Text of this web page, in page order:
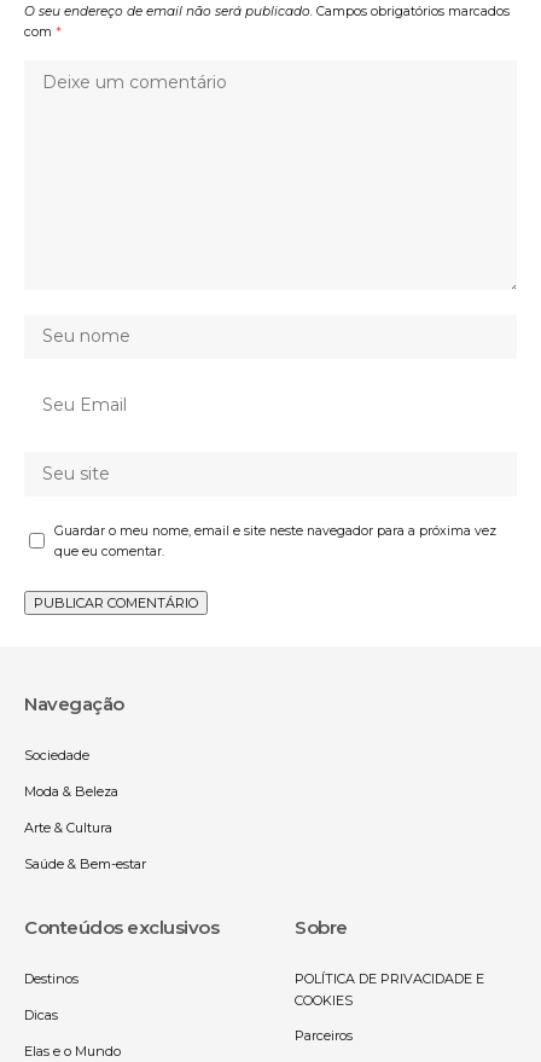
O seu endereço de email não será publicado. Campos obrigatórios marcados
com *
Guardar o meu nome, email e site neste navegador para a próxima vez
que eu comentar.
Navegação
Sociedade
Moda & Beleza
Arte & Cultura
Saúde & Bem-estar
Conteúdos exclusivos
Destinos
Dicas
Elas e o Mundo
Sobre
POLÍTICA DE PRIVACIDADE E
COOKIES
Parceiros